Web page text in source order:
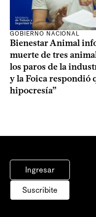
GOBIERNO NACIONAL
Bienestar Animal
muerte de tres
los paros de la
y la Foica respondió
hipocresía”
Ingresar
Suscribite